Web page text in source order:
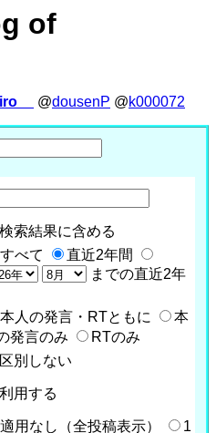
of
@dousenP @k000072
検索結果に含める
すべて
直近2年間
までの直近2年
本人の発言・RTともに
本
発言のみ
RTのみ
区別しない
利用する
適用なし（全投稿表示）
1